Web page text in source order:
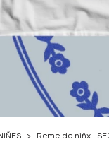
>
Reme de niñx-